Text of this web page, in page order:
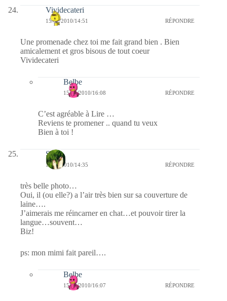
Vividecateri
15/01/2010/14:51 RÉPONDRE
Une promenade chez toi me fait grand bien . Bien
amicalement et gros bisous de tout coeur
Vividecateri
Belbe
15/01/2010/16:08 RÉPONDRE
C’est agréable à Lire …
Reviens te promener .. quand tu veux
Bien à toi !
S
15/01/2010/14:35 RÉPONDRE
très belle photo…
Oui, il (ou elle?) a l’air très bien sur sa couverture de
laine….
J’aimerais me réincarner en chat…et pouvoir tirer la
langue…souvent…
Biz!
ps: mon mimi fait pareil….
Belbe
15/01/2010/16:07 RÉPONDRE